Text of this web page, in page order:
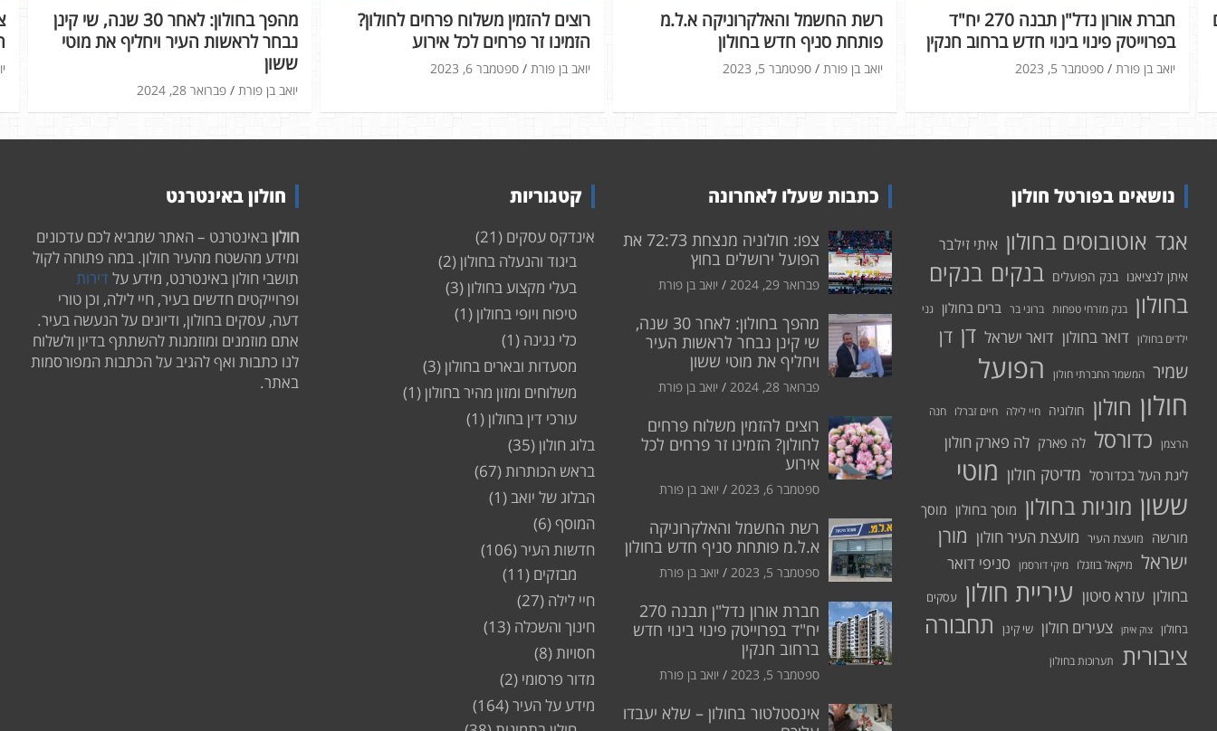
מהפך בחולון: לאחר 30 שנה, שי קינן
נבחר לראשות העיר ויחליף את מוטי
ששון
פברואר 28, 2024 יואב בן פורת
רוצים להזמין משלוח פרחים לחולון?
הזמינו זר פרחים לכל אירוע
ספטמבר 6, 2023 יואב בן פורת
רשת החשמל והאלקרוניקה א.ל.מ
פותחת סניף חדש בחולון
ספטמבר 5, 2023 יואב בן פורת
חברת אורון נדל"ן תבנה 270 יח"ד
בפרוייטק פינוי בינוי חדש ברחוב חנקין
ספטמבר 5, 2023 יואב בן פורת
נושאים בפורטל חולון
אגד אוטובוסים בחולון איתי זילבר
איתן לנציאנו בנק הפועלים בנקים בנקים
בחולון בנק מזרחי טפחות ברוני בר ברים בחולון גני
ילדים בחולון דואר בחולון דואר ישראל דן דן
שמיר המשמר החברתי חולון
הפועל
חולון חולון חולוניה חיי לילה חיים זברלו חנה
הרצמן כדורסל לה פארק לה פארק חולון
ליגת העל בכדורסל מדיטק חולון מוטי
ששון מוניות בחולון מוסך בחולון מוסך
מורשה
מועצת העיר מועצת העיר חולון מורן
ישראל מיקאל בוזגלו מיקי דורסמן סניפי דואר
בחולון עזרא סיטון עיריית חולון עסקים
בחולון
צוק איתן צעירים חולון שי קינן
תחבורה
ציבורית
תערוכות בחולון
כתבות שעלו לאחרונה
צפו: חולוניה מנצחת 72:73 את
הפועל ירושלים בחוץ
פברואר 29, 2024 יואב בן פורת
מהפך בחולון: לאחר 30 שנה,
שי קינן נבחר לראשות העיר
ויחליף את מוטי ששון
פברואר 28, 2024 יואב בן פורת
רוצים להזמין משלוח פרחים
לחולון? הזמינו זר פרחים לכל
אירוע
ספטמבר 6, 2023 יואב בן פורת
רשת החשמל והאלקרוניקה
א.ל.מ פותחת סניף חדש בחולון
ספטמבר 5, 2023 יואב בן פורת
חברת אורון נדל"ן תבנה 270
יח"ד בפרוייטק פינוי בינוי חדש
ברחוב חנקין
ספטמבר 5, 2023 יואב בן פורת
אינסטלטור בחולון – שלא יעבדו
קטגוריות
אינדקס עסקים (21)
ביגוד והנעלה בחולון(2)
בעלי מקצוע בחולון(3)
טיפוח ויופי בחולון(1)
כלי נגינה (1)
מסעדות ובארים בחולון(3)
משלוחים ומזון מהיר בחולון(1)
עורכי דין בחולון(1)
בלוג חולון(35)
בראש הכותרות(67)
הבלוג של יואב (1)
המוסף(6)
חדשות העיר(106)
מבזקים (11)
חיי לילה (27)
חינוך והשכלה (13)
חסויות(8)
מדור פרסומי (2)
מידע על העיר(164)
חולון באינטרנט
חולוןבאינטרנט – האתר שמביא לכם עדכונים
ומידע מהשטח מהעיר חולון. במה פתוחה לקול
תושבי חולון באינטרנט, מידע על דירות
ופרוייקטים חדשים בעיר, חיי לילה, וכן טורי
דעה, עסקים בחולון, ודיונים על הנעשה בעיר.
אתם מוזמנים ומוזמנות להשתתף בדיון ולשלוח
לנו כתבות ואף להגיב על הכתבות המפורסמות
באתר.